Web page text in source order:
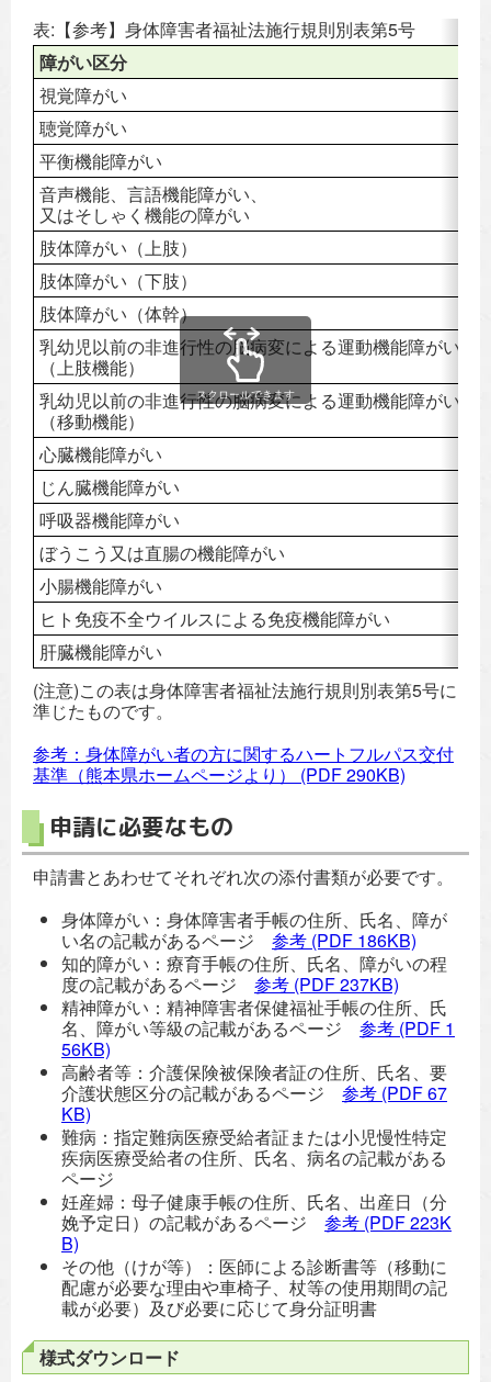
表:【参考】身体障害者福祉法施行規則別表第5号
障がい区分
視覚障がい
聴覚障がい
平衡機能障がい
音声機能、言語機能障がい、
又はそしゃく機能の障がい
肢体障がい（上肢）
肢体障がい（下肢）
肢体障がい（体幹）
乳幼児以前の非進行性の脳病変による運動機能障がい
（上肢機能）
乳幼児以前の非進行性の脳病変による運動機能障がい
（移動機能）
心臓機能障がい
じん臓機能障がい
呼吸器機能障がい
ぼうこう又は直腸の機能障がい
小腸機能障がい
ヒト免疫不全ウイルスによる免疫機能障がい
肝臓機能障がい
スクロールできます
(注意)この表は身体障害者福祉法施行規則別表第5号に
準じたものです。
参考：身体障がい者の方に関するハートフルパス交付
基準（熊本県ホームページより）
(PDF 290KB)
申請に必要なもの
申請書とあわせてそれぞれ次の添付書類が必要です。
身体障がい：身体障害者手帳の住所、氏名、障が
い名の記載があるページ 参考 (PDF 186KB)
知的障がい：療育手帳の住所、氏名、障がいの程
度の記載があるページ 参考 (PDF 237KB)
精神障がい：精神障害者保健福祉手帳の住所、氏
名、障がい等級の記載があるページ 参考 (PDF 1
56KB)
高齢者等：介護保険被保険者証の住所、氏名、要
介護状態区分の記載があるページ 参考 (PDF 67
KB)
難病：指定難病医療受給者証または小児慢性特定
疾病医療受給者の住所、氏名、病名の記載がある
ページ
妊産婦：母子健康手帳の住所、氏名、出産日（分
娩予定日）の記載があるページ 参考 (PDF 223K
B)
その他（けが等）：医師による診断書等（移動に
配慮が必要な理由や車椅子、杖等の使用期間の記
載が必要）及び必要に応じて身分証明書
様式ダウンロード